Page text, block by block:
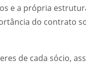
e a própria
do contrato
de cada sócio,